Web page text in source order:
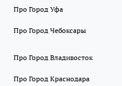
Про Город Уфа
Про Город Чебоксары
Про Город Владивосток
Про Город Краснодара